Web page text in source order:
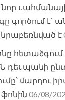
գործում է՝
է
հետաձգում
դեսպանի
մարդու
ֆոնին 06/08/